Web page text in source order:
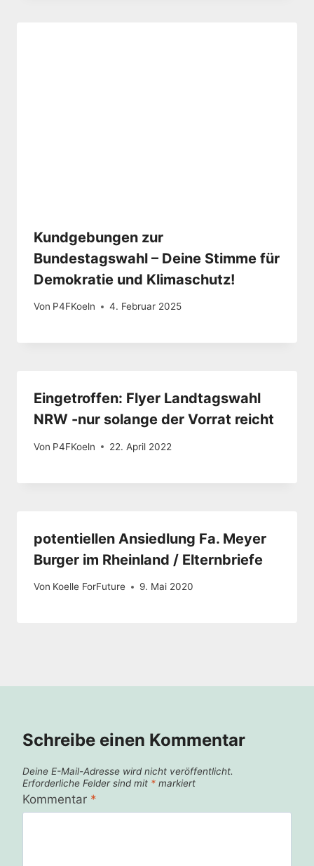
Kundgebungen zur
Bundestagswahl – Deine Stimme für
Demokratie und Klimaschutz!
Von P4FKoeln 4. Februar 2025
Eingetroffen: Flyer Landtagswahl
NRW -nur solange der Vorrat reicht
Von P4FKoeln 22. April 2022
potentiellen Ansiedlung Fa. Meyer
Burger im Rheinland / Elternbriefe
Von Koelle ForFuture 9. Mai 2020
Schreibe einen Kommentar
Deine E-Mail-Adresse wird nicht veröffentlicht.
Erforderliche Felder sind mit * markiert
Kommentar *